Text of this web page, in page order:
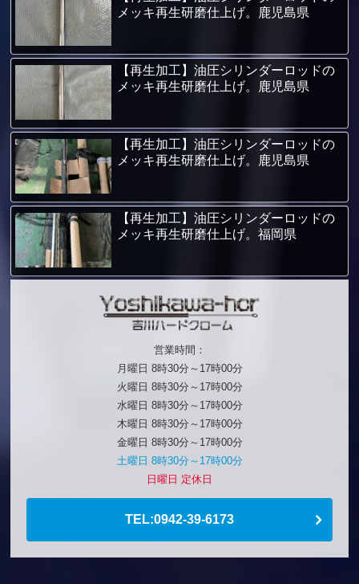
メッキ再生研磨仕上げ。鹿児島県
【再生加工】油圧シリンダーロッドの
メッキ再生研磨仕上げ。鹿児島県
【再生加工】油圧シリンダーロッドの
メッキ再生研磨仕上げ。鹿児島県
【再生加工】油圧シリンダーロッドの
メッキ再生研磨仕上げ。福岡県
営業時間：
月曜日 8時30分～17時00分
火曜日 8時30分～17時00分
水曜日 8時30分～17時00分
木曜日 8時30分～17時00分
金曜日 8時30分～17時00分
土曜日 8時30分～17時00分
日曜日 定休日
TEL:0942-39-6173